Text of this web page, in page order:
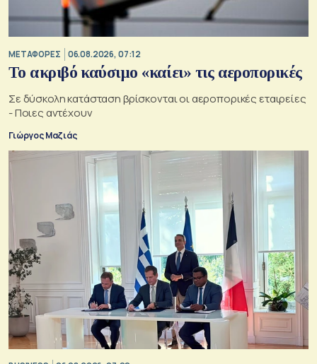
ΜΕΤΑΦΟΡΕΣ 06.08.2026, 07:12
Το ακριβό καύσιμο «καίει» τις αεροπορικές
Σε δύσκολη κατάσταση βρίσκονται οι αεροπορικές εταιρείες
- Ποιες αντέχουν
Γιώργος Μαζιάς